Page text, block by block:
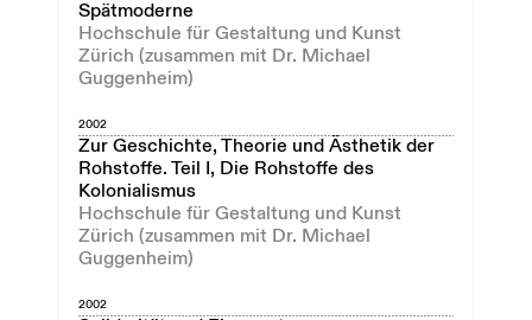
Spätmoderne
Hochschule für Gestaltung und Kunst
Zürich (zusammen mit Dr. Michael
Guggenheim)
2002
Zur Geschichte, Theorie und Ästhetik der
Rohstoffe. Teil I, Die Rohstoffe des
Kolonialismus
Hochschule für Gestaltung und Kunst
Zürich (zusammen mit Dr. Michael
Guggenheim)
2002